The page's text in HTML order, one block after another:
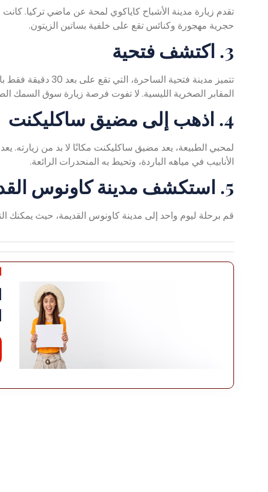
تقدم زيارة مدينة الأشباح كاياكوي لمحة عن ماضي تركيا.
حجرية مهجورة وكنائس تقع على خلفية بساتين الزيتون.
3. اكتشف فتحية
تتميز مدينة فتحية
المقابر الصخرية الليسية. لا تفوت فرصة زيارة سوق السمك
4. اذهب إلى مضيق ساكليكنت
لمحبي الطبيعة، يعد مضيق ساكليكنت مكانًا لا بد من زيارته.
الأنابيب في مياهه الباردة، وتحيط به المنحدرات الرائعة.
5. استكشف مدينة كاونوس القديمة
قم برحلة ليوم واحد إلى مدينة كاونوس القديمة، حيث يمكنك